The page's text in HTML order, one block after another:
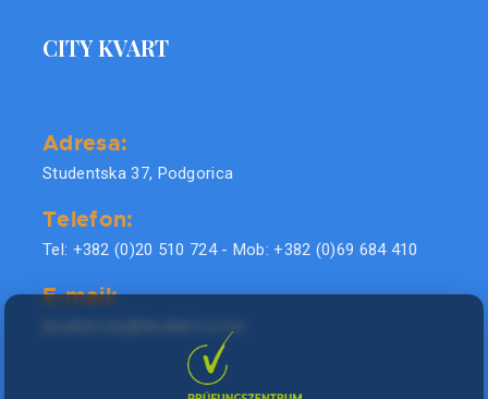
CITY KVART
Adresa:
Studentska 37, Podgorica
Telefon:
Tel: +382 (0)20 510 724 - Mob: +382 (0)69 684 410
E-mail: